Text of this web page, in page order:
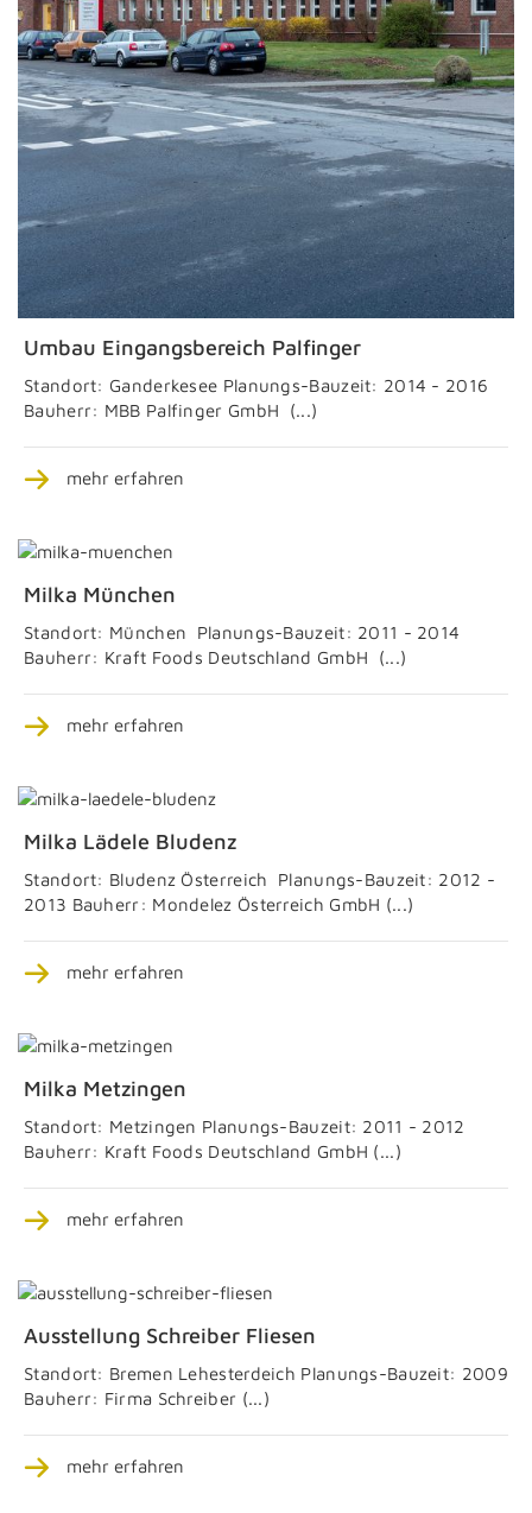
Umbau Eingangsbereich Palfinger
Standort: Ganderkesee Planungs-Bauzeit: 2014 - 2016
Bauherr: MBB Palfinger GmbH (...)
mehr erfahren
Milka München
Standort: München Planungs-Bauzeit: 2011 - 2014
Bauherr: Kraft Foods Deutschland GmbH (...)
mehr erfahren
Milka Lädele Bludenz
Standort: Bludenz Österreich Planungs-Bauzeit: 2012 -
2013 Bauherr: Mondelez Österreich GmbH (...)
mehr erfahren
Milka Metzingen
Standort: Metzingen Planungs-Bauzeit: 2011 - 2012
Bauherr: Kraft Foods Deutschland GmbH (...)
mehr erfahren
Ausstellung Schreiber Fliesen
Standort: Bremen Lehesterdeich Planungs-Bauzeit: 2009
Bauherr: Firma Schreiber (...)
mehr erfahren